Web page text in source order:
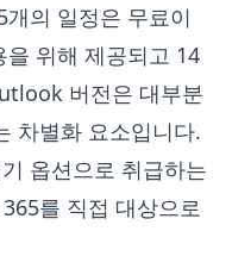
의 일정은 무료이
위해 제공되고 14
버전은 대부분
차별화 요소입니다.
옵션으로 취급하는
를 직접 대상으로